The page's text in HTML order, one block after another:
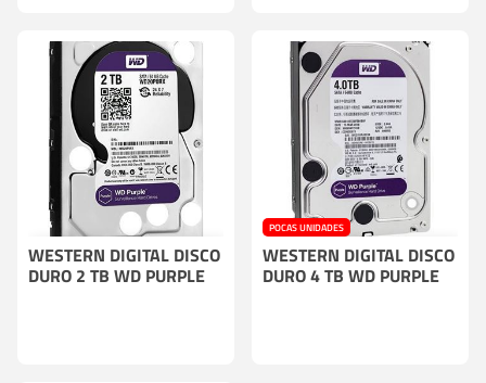
COMPRA CON CÁMARA O GRABADOR
WESTERN DIGITAL DISCO
DURO 2 TB WD PURPLE
POCAS UNIDADES
COMPRA CON CÁMARA O GRABADOR
WESTERN DIGITAL DISCO
DURO 4 TB WD PURPLE